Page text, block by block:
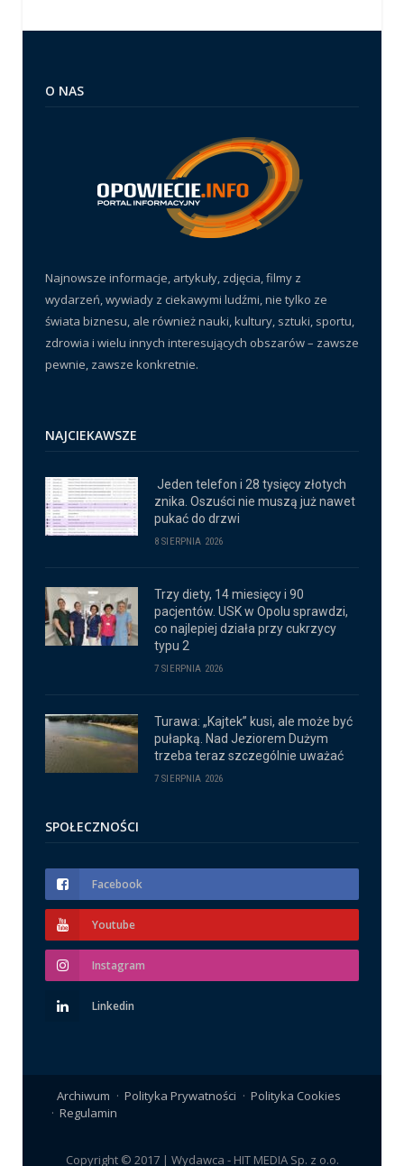
O NAS
Najnowsze informacje, artykuły, zdjęcia, filmy z
wydarzeń, wywiady z ciekawymi ludźmi, nie tylko ze
świata biznesu, ale również nauki, kultury, sztuki, sportu,
zdrowia i wielu innych interesujących obszarów – zawsze
pewnie, zawsze konkretnie.
NAJCIEKAWSZE
Jeden telefon i 28 tysięcy złotych
znika. Oszuści nie muszą już nawet
pukać do drzwi
8 SIERPNIA 2026
Trzy diety, 14 miesięcy i 90
pacjentów. USK w Opolu sprawdzi,
co najlepiej działa przy cukrzycy
typu 2
7 SIERPNIA 2026
Turawa: „Kajtek” kusi, ale może być
pułapką. Nad Jeziorem Dużym
trzeba teraz szczególnie uważać
7 SIERPNIA 2026
SPOŁECZNOŚCI
Facebook
Youtube
Instagram
Linkedin
Archiwum Polityka Prywatności
Polityka Cookies
Regulamin
Copyright © 2017 | Wydawca - HIT MEDIA Sp. z o.o.